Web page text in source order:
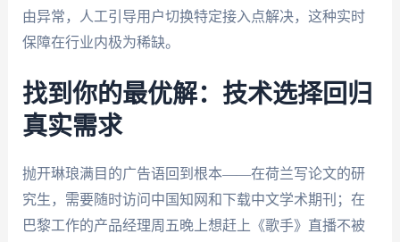
由异常，人工引导用户切换特定接入点解决，这种实时
保障在行业内极为稀缺。
找到你的最优解：技术选择回归
真实需求
抛开琳琅满目的广告语回到根本——在荷兰写论文的研
究生，需要随时访问中国知网和下载中文学术期刊；在
巴黎工作的产品经理周五晚上想赶上《歌手》直播不被